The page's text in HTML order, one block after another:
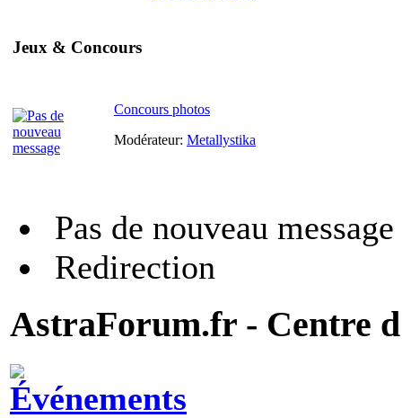
Jeux & Concours
Concours photos
Modérateur: Metallystika
Pas de nouveau message
Redirection
AstraForum.fr - Centre